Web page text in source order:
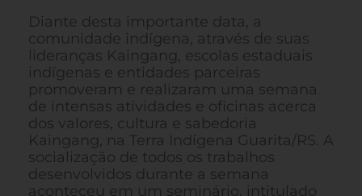
Diante desta importante data, a
comunidade indígena, através de suas
lideranças Kaingang, escolas estaduais
indígenas e entidades parceiras
promoveram e realizaram uma semana
de intensas atividades e oficinas acerca
dos valores, cultura e sabedoria
Kaingang, na Terra Indígena Guarita/RS. A
socialização de todos os trabalhos
desenvolvidos durante a semana
aconteceu em um seminário, intitulado